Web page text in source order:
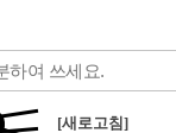
[새로고침]